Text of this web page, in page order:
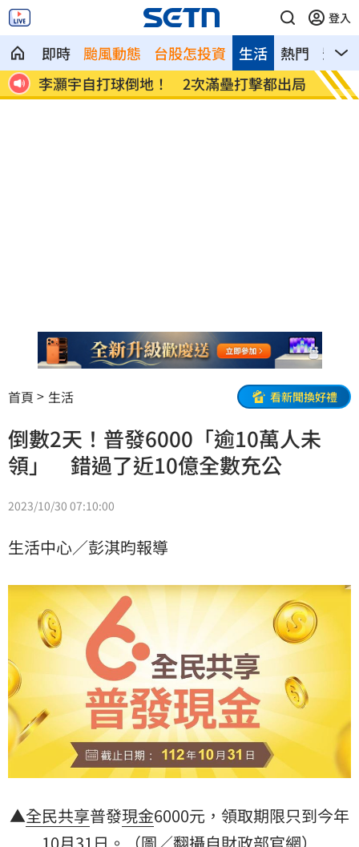
登入
即時 颱風動態 台股怎投資 熱門 影音
生活
爐
李灝宇自打球倒地！ 2次滿壘打擊都出局
Mina
相
首頁 生活 看新聞換好禮
倒數2天！普發6000「逾10萬人未
領」 錯過了近10億全數充公
2023/10/30 07:10:00
生活中心／彭淇昀報導
▲全民共享普發現金6000元，領取期限只到今年